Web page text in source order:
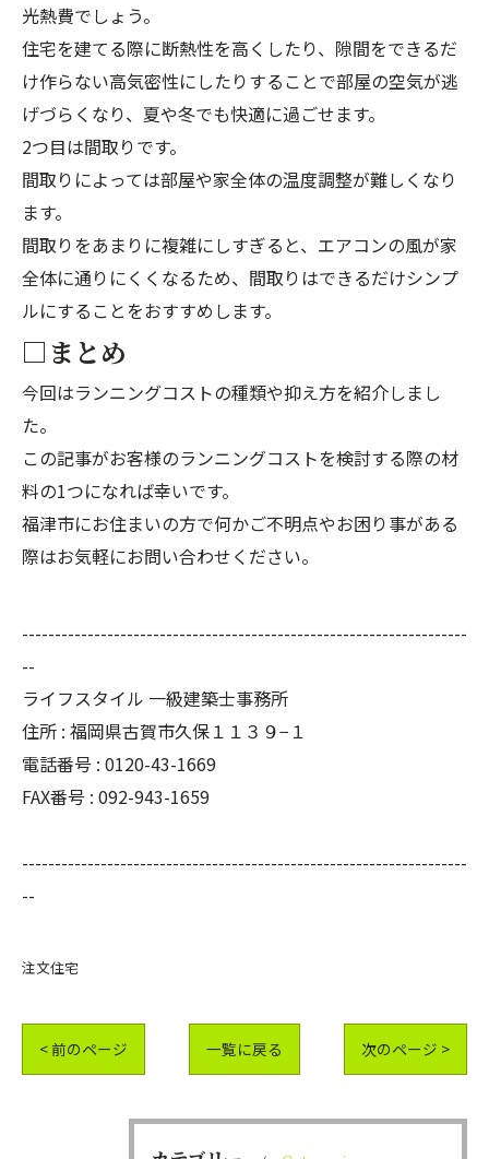
光熱費でしょう。
住宅を建てる際に断熱性を高くしたり、隙間をできるだ
け作らない高気密性にしたりすることで部屋の空気が逃
げづらくなり、夏や冬でも快適に過ごせます。
2つ目は間取りです。
間取りによっては部屋や家全体の温度調整が難しくなり
ます。
間取りをあまりに複雑にしすぎると、エアコンの風が家
全体に通りにくくなるため、間取りはできるだけシンプ
ルにすることをおすすめします。
□まとめ
今回はランニングコストの種類や抑え方を紹介しまし
た。
この記事がお客様のランニングコストを検討する際の材
料の1つになれば幸いです。
福津市にお住まいの方で何かご不明点やお困り事がある
際はお気軽にお問い合わせください。
--------------------------------------------------------------------
--
ライフスタイル 一級建築士事務所
住所 : 福岡県古賀市久保１１３９−１
電話番号 : 0120-43-1669
FAX番号 : 092-943-1659
--------------------------------------------------------------------
--
注文住宅
< 前のページ 一覧に戻る 次のページ >